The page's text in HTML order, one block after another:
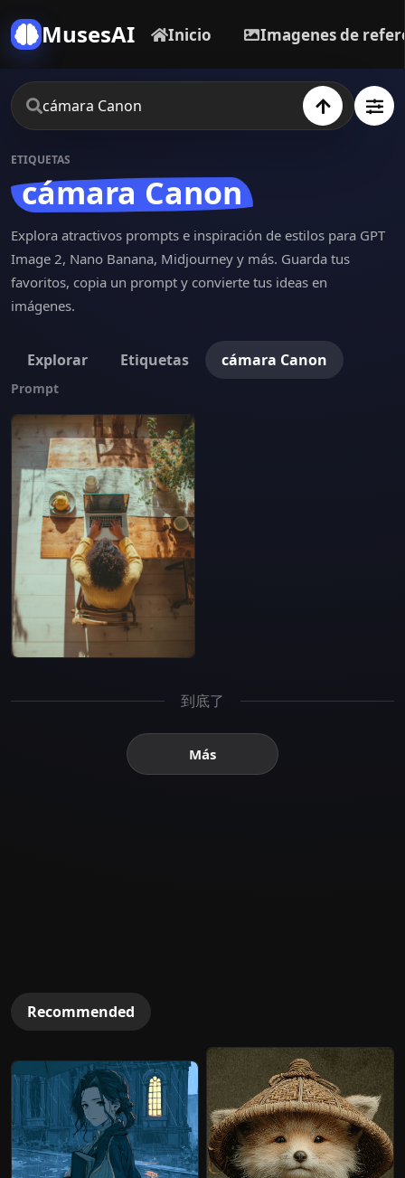
MusesAI Inicio Imagenes de
ETIQUETAS
cámara Canon
Explora atractivos prompts e inspiración de estilos para GPT
Image 2, Nano Banana, Midjourney y más. Guarda tus
favoritos, copia un prompt y convierte tus ideas en
imágenes.
Explorar Etiquetas cámara Canon
Prompt
到底了
Más
Recommended